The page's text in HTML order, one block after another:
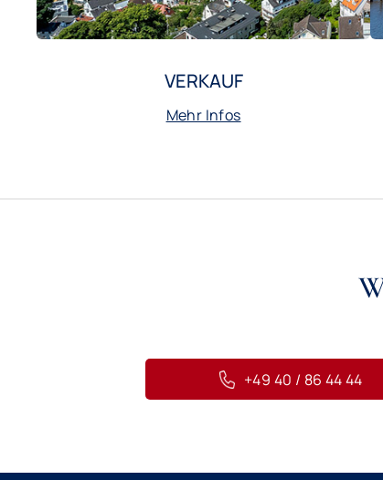
VERKAUF
Mehr Infos
+49 40 / 86 44 44